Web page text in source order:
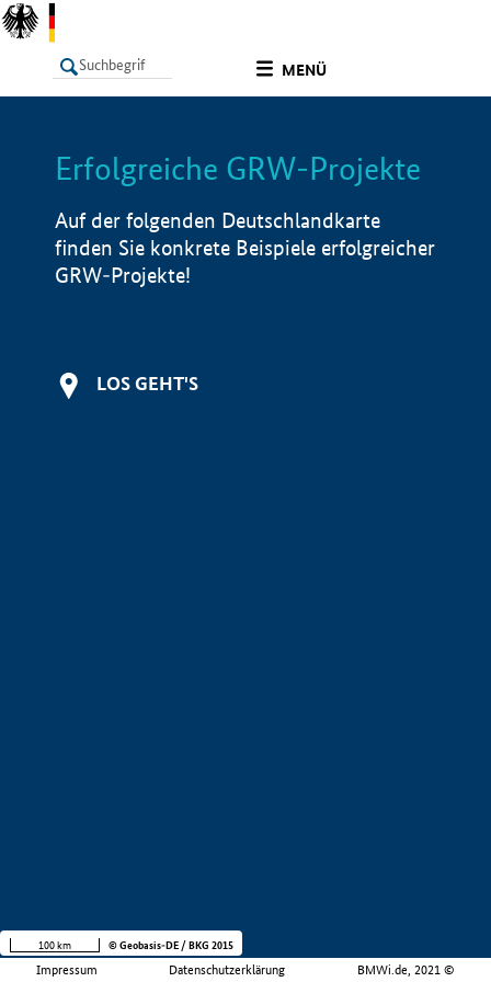
MENÜ
LISTE Info
Erfolgreiche GRW-Projekte
Auf der folgenden Deutschlandkarte
finden Sie konkrete Beispiele erfolgreicher
GRW-Projekte!
LOS GEHT'S
Impressum Datenschutzerklärung BMWi.de, 2021 ©
100 km © Geobasis-DE / BKG 2015